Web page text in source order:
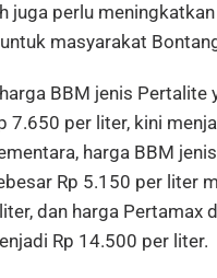
juga perlu
masyarakat
BBM jenis Pertalite
7.650 per liter, kini
harga BBM
Rp 5.150 per liter
dan harga Pertamax
Rp 14.500 per liter.